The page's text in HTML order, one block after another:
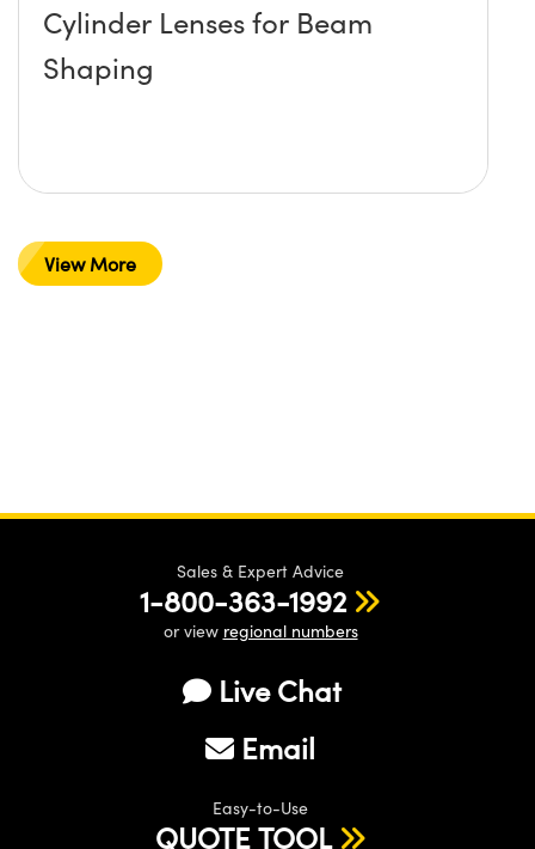
Cylinder Lenses for Beam
Shaping
View More
Sales & Expert Advice
1-800-363-1992
or view regional numbers
Live Chat
Email
Easy-to-Use
QUOTE TOOL